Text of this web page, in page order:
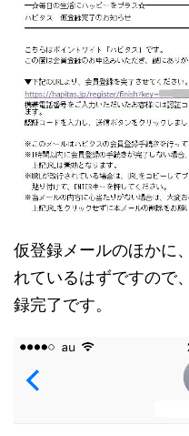
仮登録メールのほかに
れているはずですので
録完了です。